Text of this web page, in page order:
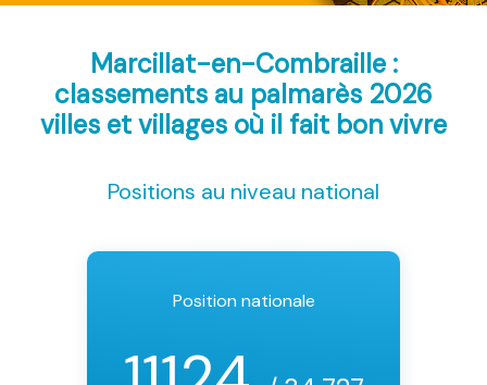
Marcillat-en-Combraille :
classements au palmarès 2026
villes et villages où il fait bon vivre
Positions au niveau national
Position nationale